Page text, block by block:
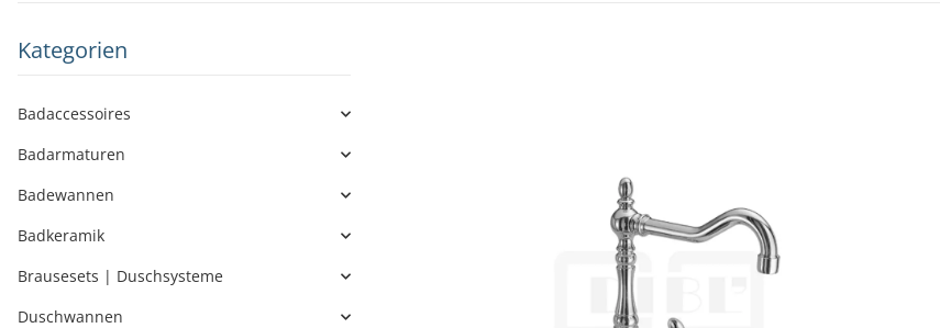
Kategorien
Badaccessoires
Badarmaturen
Badewannen
Badkeramik
Brausesets | Duschsysteme
Duschwannen